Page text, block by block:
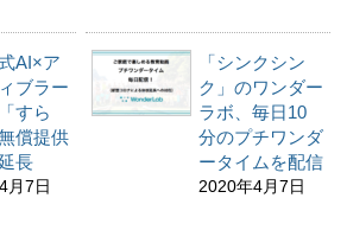
AI×ア
ブラー
すら
償提供
長
月7日
「シンクシン
ク」のワンダー
ラボ、毎日10
分のプチワンダ
ータイムを配信
2020年4月7日